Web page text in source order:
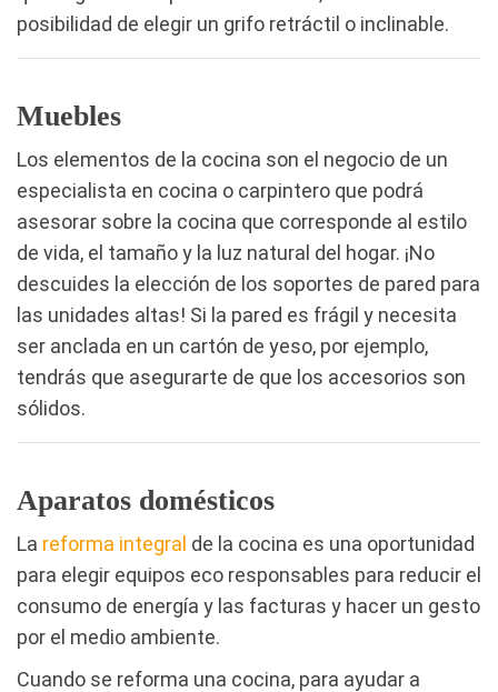
posibilidad de elegir un grifo retráctil o inclinable.
Muebles
Los elementos de la cocina son el negocio de un
especialista en cocina o carpintero que podrá
asesorar sobre la cocina que corresponde al estilo
de vida, el tamaño y la luz natural del hogar. ¡No
descuides la elección de los soportes de pared para
las unidades altas! Si la pared es frágil y necesita
ser anclada en un cartón de yeso, por ejemplo,
tendrás que asegurarte de que los accesorios son
sólidos.
Aparatos domésticos
La reforma integral de la cocina es una oportunidad
para elegir equipos eco responsables para reducir el
consumo de energía y las facturas y hacer un gesto
por el medio ambiente.
Cuando se reforma una cocina, para ayudar a